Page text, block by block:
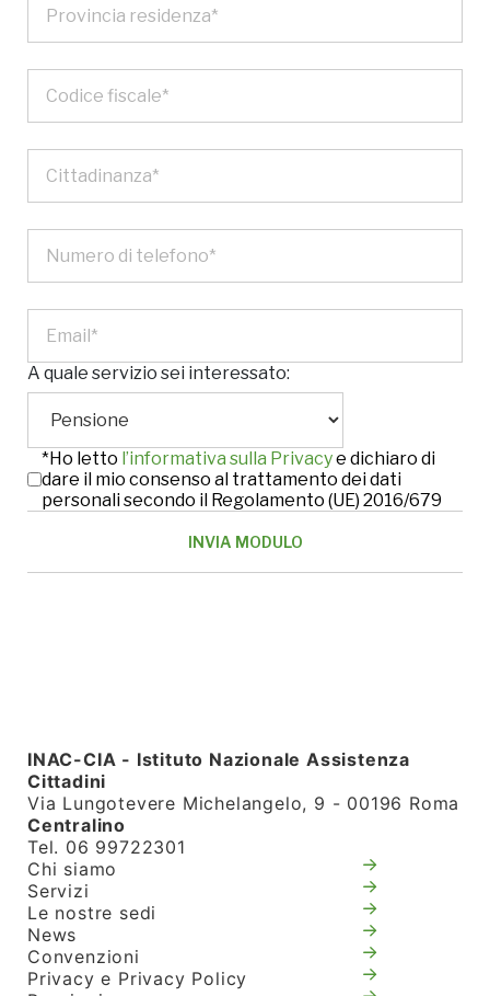
A quale servizio sei interessato:
*Ho letto l’informativa sulla Privacye dichiaro di
dare il mio consenso al trattamento dei dati
personali secondo il Regolamento (UE) 2016/679
INAC-CIA - Istituto Nazionale Assistenza
Cittadini
Via Lungotevere Michelangelo, 9 - 00196 Roma
Centralino
Tel. 06 99722301
Chi siamo
Servizi
Le nostre sedi
News
Convenzioni
Privacy e Privacy Policy